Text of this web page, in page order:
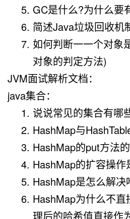
GC是什么?为什么要
简述Java垃圾回收机
如何判断一一个对象
对象的判定方法)
JVM面试解析文档：
java集合：
说说常见的集合有哪
HashMap与
HashMap的put方法
HashMap的扩容操
HashMap是怎么解决
HashMap为什么不
理后的哈希值直接作